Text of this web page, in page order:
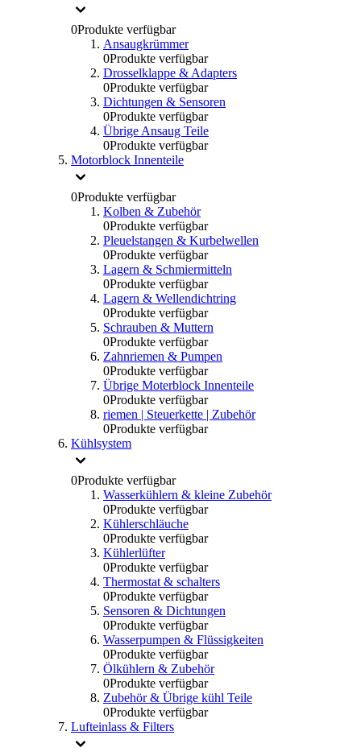
0Produkte verfügbar
Ansaugkrümmer
0Produkte verfügbar
Drosselklappe & Adapters
0Produkte verfügbar
Dichtungen & Sensoren
0Produkte verfügbar
Übrige Ansaug Teile
0Produkte verfügbar
Motorblock Innenteile
0Produkte verfügbar
Kolben & Zubehör
0Produkte verfügbar
Pleuelstangen & Kurbelwellen
0Produkte verfügbar
Lagern & Schmiermitteln
0Produkte verfügbar
Lagern & Wellendichtring
0Produkte verfügbar
Schrauben & Muttern
0Produkte verfügbar
Zahnriemen & Pumpen
0Produkte verfügbar
Übrige Moterblock Innenteile
0Produkte verfügbar
riemen | Steuerkette | Zubehör
0Produkte verfügbar
Kühlsystem
0Produkte verfügbar
Wasserkühlern & kleine Zubehör
0Produkte verfügbar
Kühlerschläuche
0Produkte verfügbar
Kühlerlüfter
0Produkte verfügbar
Thermostat & schalters
0Produkte verfügbar
Sensoren & Dichtungen
0Produkte verfügbar
Wasserpumpen & Flüssigkeiten
0Produkte verfügbar
Ölkühlern & Zubehör
0Produkte verfügbar
Zubehör & Übrige kühl Teile
0Produkte verfügbar
Lufteinlass & Filters